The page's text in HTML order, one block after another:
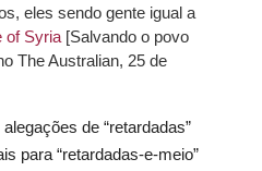
eles sendo gente igual a
of Syria [Salvando o povo
The Australian, 25 de
de “retardadas”
para “retardadas-e-meio”